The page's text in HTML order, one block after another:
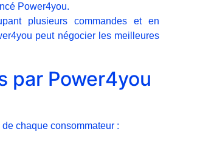
Power4you.
plusieurs commandes et en
peut négocier les meilleures
par Power4you
chaque consommateur :